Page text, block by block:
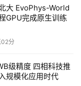
接入”。锐捷以
求统一在同一套
实现“一核心一
大 EvoPhys-World
GPU完成原生训练
分
级精度 四相科技推
规模化应用时代